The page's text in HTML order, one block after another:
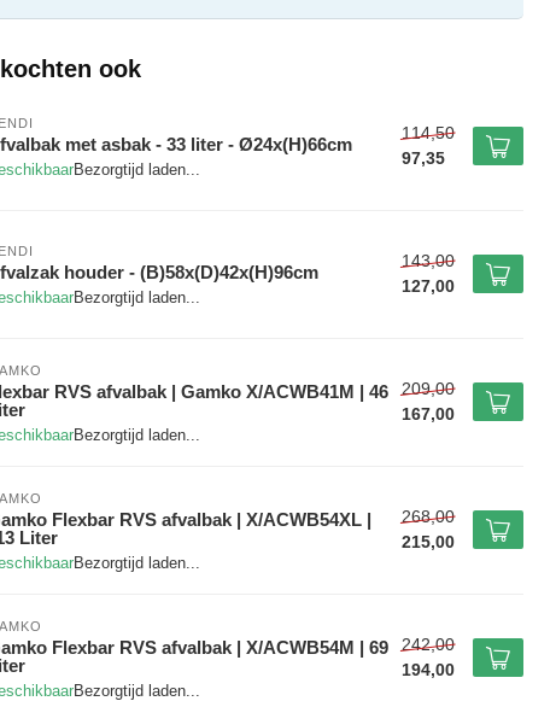
ook
met asbak - 33 liter - Ø24x(H)66cm
114,50
97,35
houder - (B)58x(D)42x(H)96cm
143,00
127,00
RVS afvalbak | Gamko X/ACWB41M | 46
209,00
167,00
Flexbar RVS afvalbak | X/ACWB54XL |
Liter
268,00
215,00
Flexbar RVS afvalbak | X/ACWB54M | 69
242,00
194,00